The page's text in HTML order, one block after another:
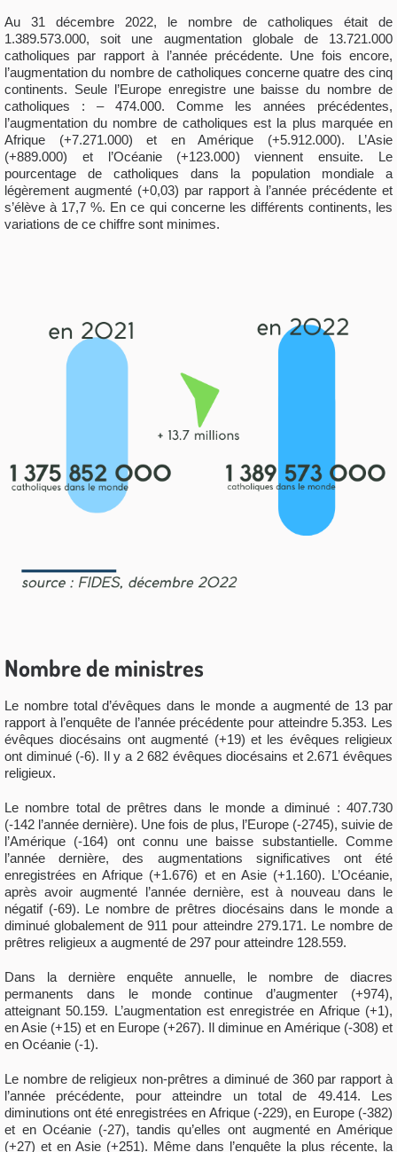
Au 31 décembre 2022, le nombre de catholiques était de
1.389.573.000, soit une augmentation globale de 13.721.000
catholiques par rapport à l’année précédente. Une fois encore,
l’augmentation du nombre de catholiques concerne quatre des cinq
continents. Seule l’Europe enregistre une baisse du nombre de
catholiques : – 474.000. Comme les années précédentes,
l’augmentation du nombre de catholiques est la plus marquée en
Afrique (+7.271.000) et en Amérique (+5.912.000). L’Asie
(+889.000) et l’Océanie (+123.000) viennent ensuite. Le
pourcentage de catholiques dans la population mondiale a
légèrement augmenté (+0,03) par rapport à l’année précédente et
s’élève à 17,7 %. En ce qui concerne les différents continents, les
variations de ce chiffre sont minimes.
Nombre de ministres
Le nombre total d’évêques dans le monde a augmenté de 13 par
rapport à l’enquête de l’année précédente pour atteindre 5.353. Les
évêques diocésains ont augmenté (+19) et les évêques religieux
ont diminué (-6). Il y a 2 682 évêques diocésains et 2.671 évêques
religieux.
Le nombre total de prêtres dans le monde a diminué : 407.730
(-142 l’année dernière). Une fois de plus, l’Europe (-2745), suivie de
l’Amérique (-164) ont connu une baisse substantielle. Comme
l’année dernière, des augmentations significatives ont été
enregistrées en Afrique (+1.676) et en Asie (+1.160). L’Océanie,
après avoir augmenté l’année dernière, est à nouveau dans le
négatif (-69). Le nombre de prêtres diocésains dans le monde a
diminué globalement de 911 pour atteindre 279.171. Le nombre de
prêtres religieux a augmenté de 297 pour atteindre 128.559.
Dans la dernière enquête annuelle, le nombre de diacres
permanents dans le monde continue d’augmenter (+974),
atteignant 50.159. L’augmentation est enregistrée en Afrique (+1),
en Asie (+15) et en Europe (+267). Il diminue en Amérique (-308) et
en Océanie (-1).
Le nombre de religieux non-prêtres a diminué de 360 par rapport à
l’année précédente, pour atteindre un total de 49.414. Les
diminutions ont été enregistrées en Afrique (-229), en Europe (-382)
et en Océanie (-27), tandis qu’elles ont augmenté en Amérique
(+27) et en Asie (+251). Même dans l’enquête la plus récente, la